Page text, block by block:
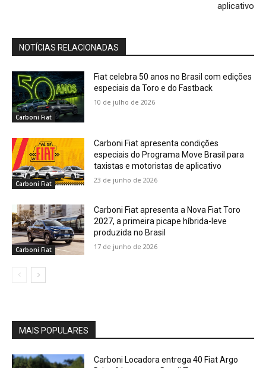
aplicativo
NOTÍCIAS RELACIONADAS
Carboni Fiat
Fiat celebra 50 anos no Brasil com edições
especiais da Toro e do Fastback
10 de julho de 2026
Carboni Fiat
Carboni Fiat apresenta condições
especiais do Programa Move Brasil para
taxistas e motoristas de aplicativo
23 de junho de 2026
Carboni Fiat
Carboni Fiat apresenta a Nova Fiat Toro
2027, a primeira picape híbrida-leve
produzida no Brasil
17 de junho de 2026
MAIS POPULARES
Carboni Locadora entrega 40 Fiat Argo